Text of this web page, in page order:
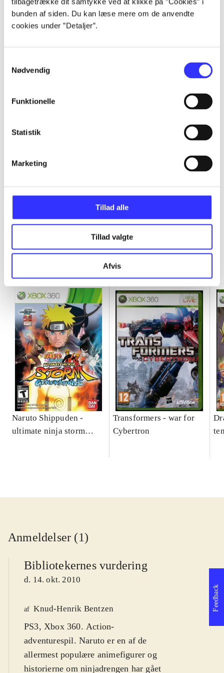
bunden af siden. Du kan læse mere om de anvendte
cookies under ”Detaljer”.
Nødvendig
Funktionelle
Statistik
Marketing
Tillad alle
Tillad valgte
Afvis
Artikler
Alle registrerede artikler fordelt på udgivelser
Minder om
Naruto Shippuden -
ultimate ninja storm
Transformers - war for
Cybertron
Anmeldelser (1)
Bibliotekernes vurdering
d. 14. okt. 2010
af Knud-Henrik Bentzen
PS3, Xbox 360. Action-
adventurespil. Naruto er en af de
allermest populære animefigurer og
historierne om ninjadrengen har gået
Feedback